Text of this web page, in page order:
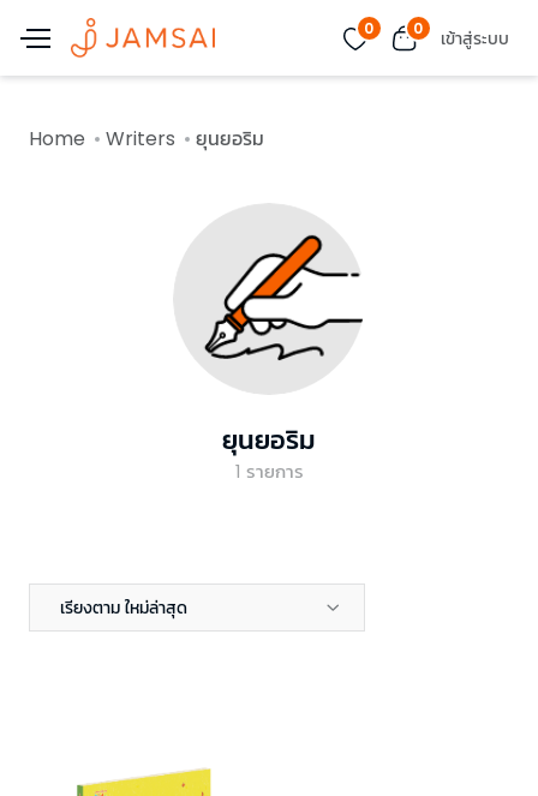
0 0 เข้าสู่ระบบ
Home Writers ยุนยอริม
ยุนยอริม
1 รายการ
เรียงตาม ใหม่ล่าสุด